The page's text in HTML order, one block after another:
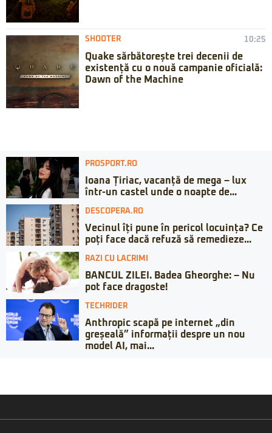
SHOOTER 10:25
Quake sărbătorește trei decenii de
existență cu o nouă campanie oficială:
Dawn of the Machine
PROSPORT.RO
Ioana Țiriac, vacanță de mega – lux
într-un castel unde o noapte de...
DESCOPERA.RO
Vecinul îți pune în pericol locuința? Ce
poți face dacă refuză să remedieze...
RAZI CU LACRIMI
BANCUL ZILEI. Badea Gheorghe: – Nu
pot face dragoste!
TECHRIDER
Anthropic scapă pe internet „din
greșeală” informații despre un nou
model AI, mai...